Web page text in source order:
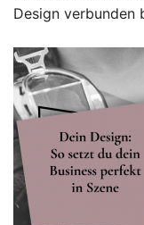
Design verbunden